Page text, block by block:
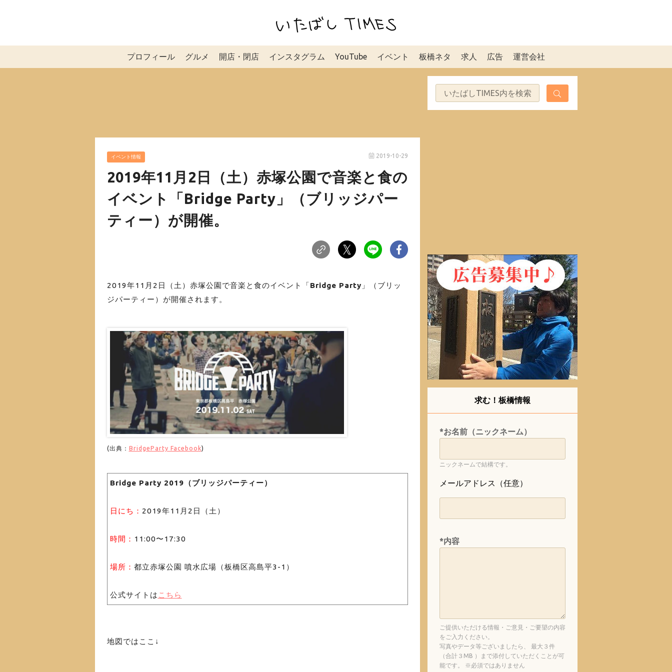
プロフィール グルメ 開店・閉店 インスタグラム YouTube イベント 板橋ネタ 求人 広告 運営会社
イベント情報 2019-10-29
2019年11月2日（土）赤塚公園で音楽と食の
イベント「Bridge Party」（ブリッジパー
ティー）が開催。
2019年11月2日（土）赤塚公園で音楽と食のイベント「Bridge Party 」（ブリッ
ジパーティー）が開催されます。
(出典： BridgeParty Facebook)
Bridge Party 2019（ブリッジパーティー）
日にち： 2019年11月2日（土）
時間： 11:00〜17:30
場所： 都立赤塚公園 噴水広場（板橋区高島平3-1）
公式サイトは こちら
地図ではここ↓
求む！板橋情報
*お名前（ニックネーム）
ニックネームで結構です。
メールアドレス（任意）
*内容
ご提供いただける情報・ご意見・ご要望の内容
をご入力ください。
写真やデータ等ございましたら、 最大３件
（合計３MB ）まで添付していただくことが可
能です。 ※必須ではありません